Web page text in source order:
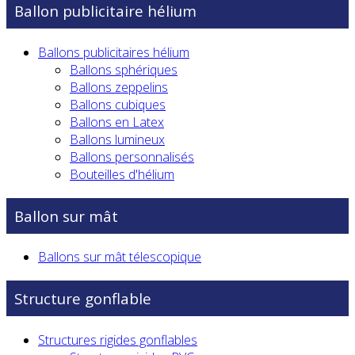
Ballon publicitaire hélium
Ballons publicitaires hélium
Ballons sphériques
Ballons zeppelins
Ballons cubiques
Ballons en Latex
Ballons lumineux
Ballons personnalisés
Bouteilles d'hélium
Ballon sur mât
Ballons sur mât télescopique
Structure gonflable
Structures rigides gonflables